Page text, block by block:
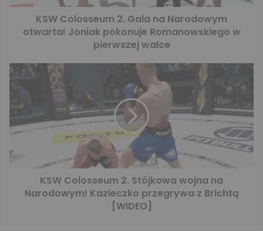
KSW Colosseum 2. Gala na Narodowym
otwarta! Joniak pokonuje Romanowskiego w
pierwszej walce
KSW Colosseum 2. Stójkowa wojna na
Narodowym! Kazieczko przegrywa z Brichtą
[WIDEO]